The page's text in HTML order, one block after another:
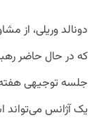
دونالد وریلی، از
که در حال حاضر
جلسه توجیهی
یک آژانس می‌تواند